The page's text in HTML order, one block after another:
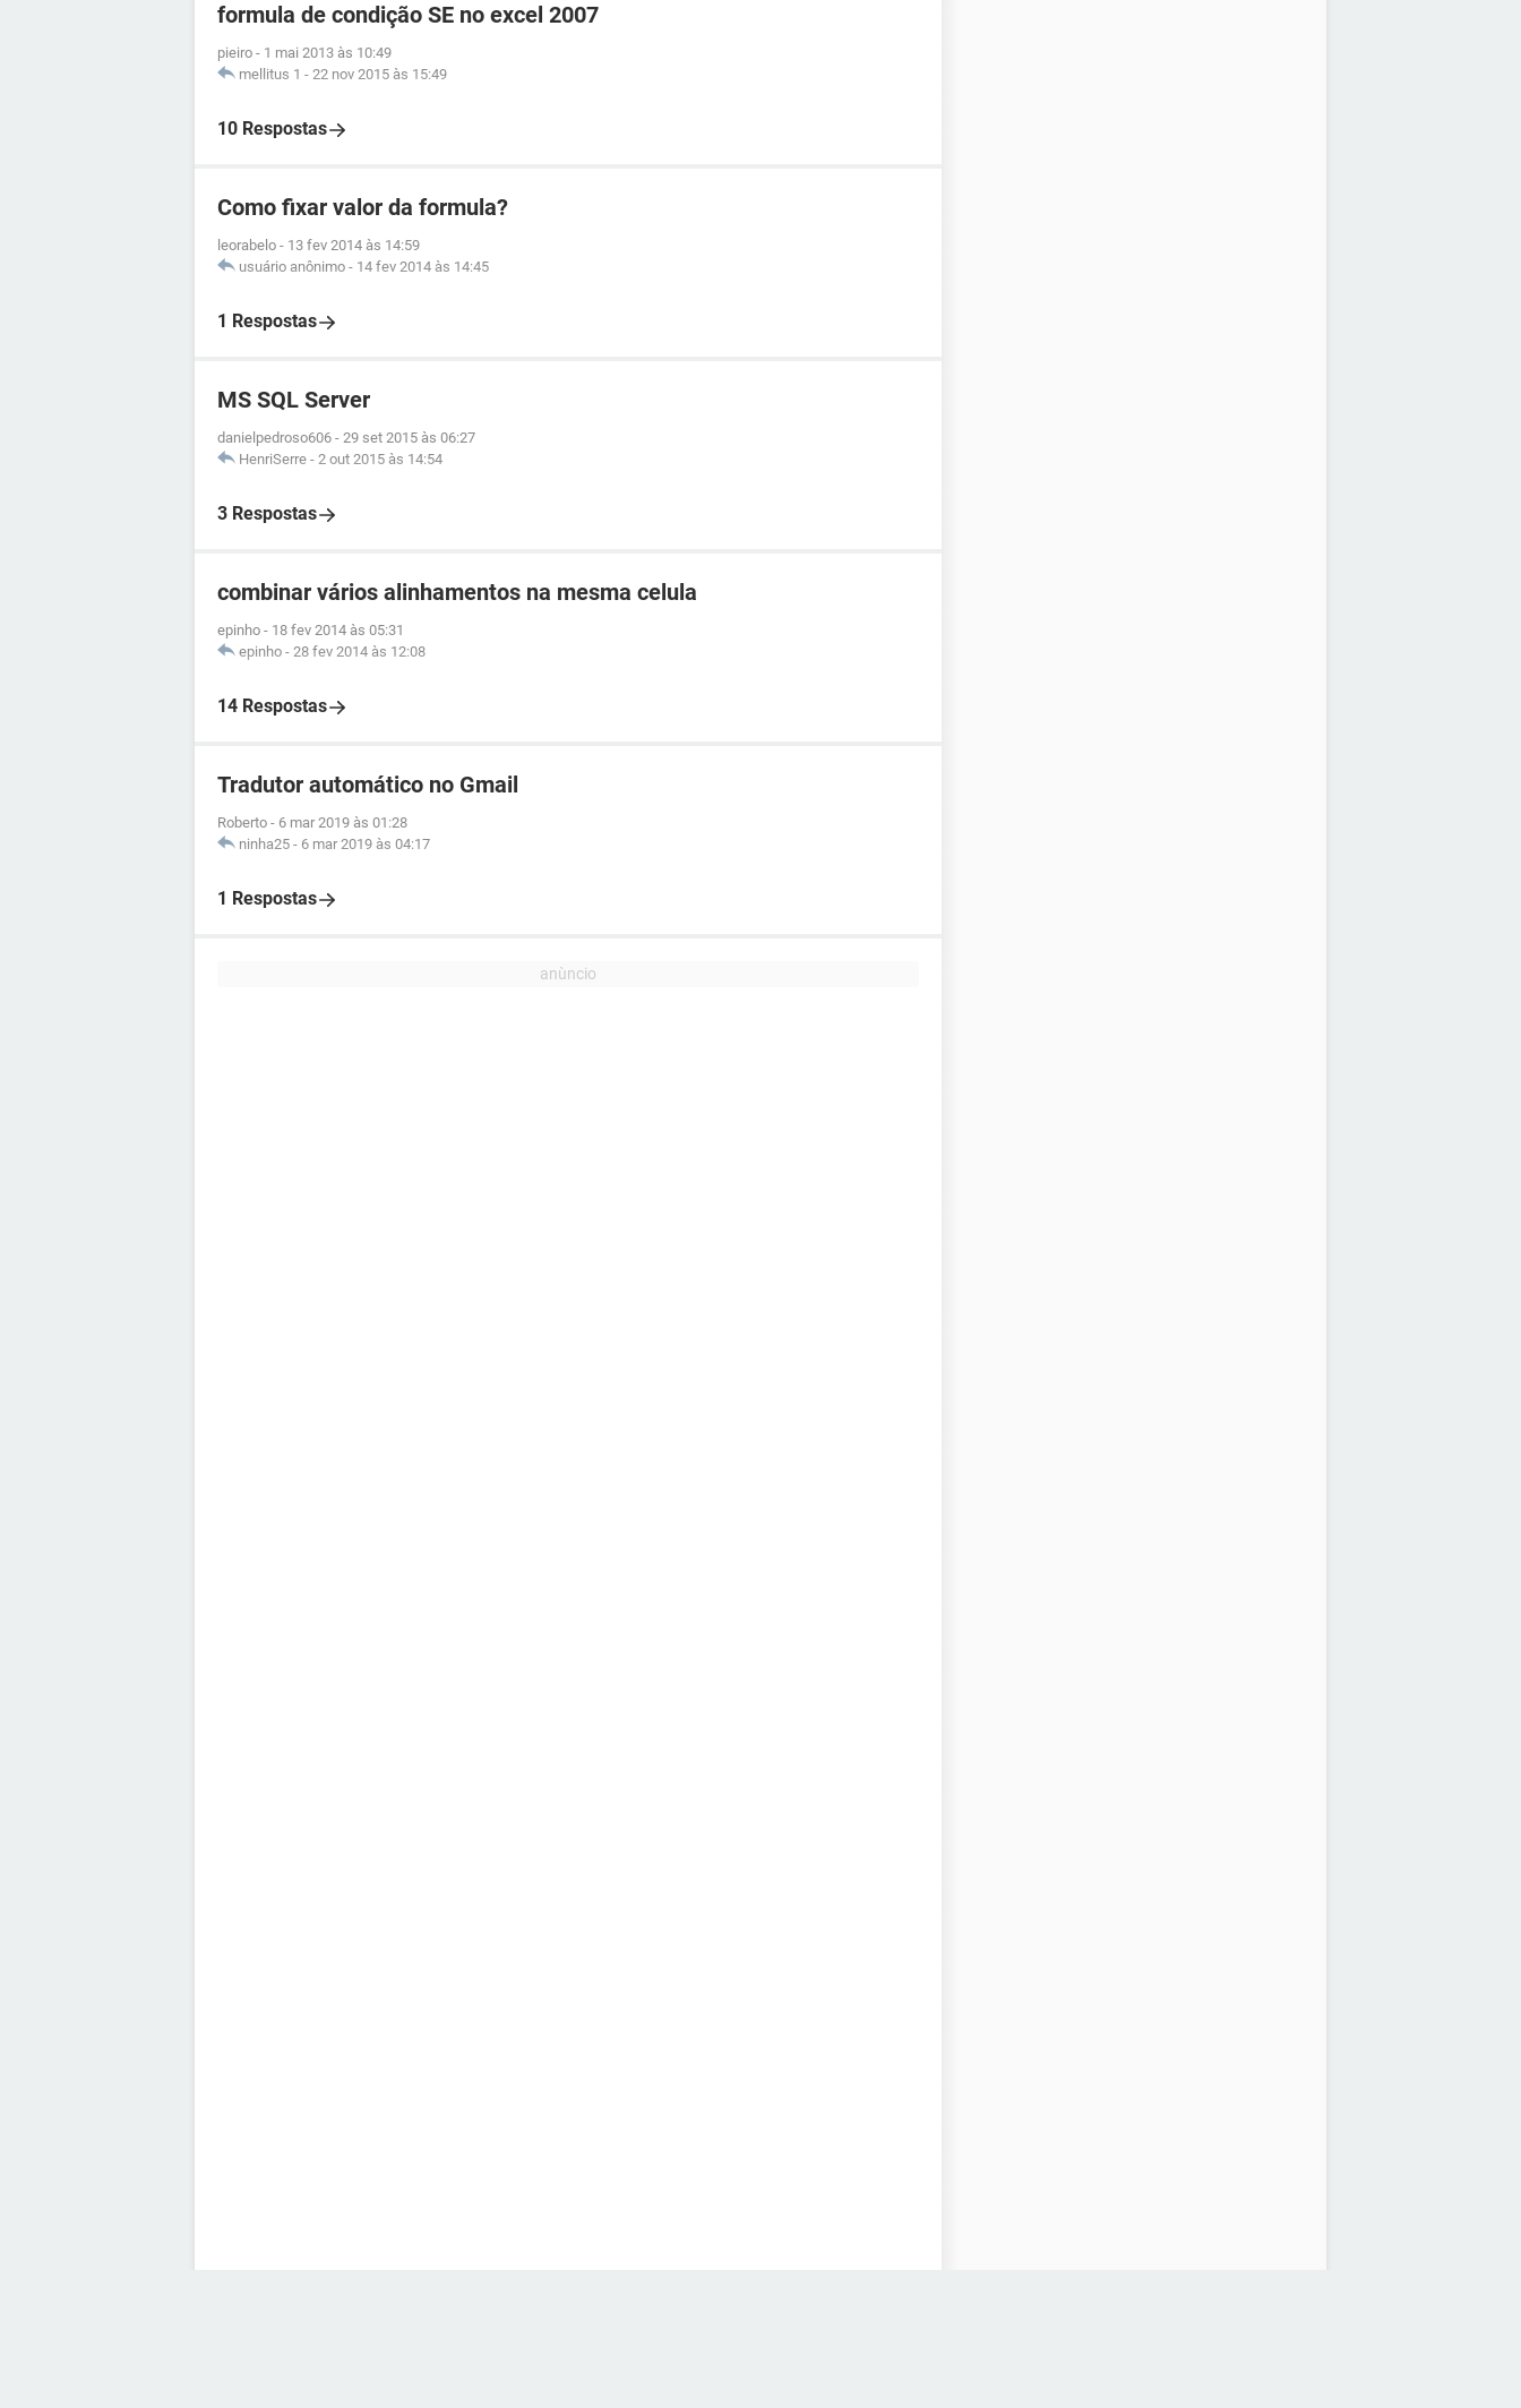
formula de condição SE no excel 2007
pieiro - 1 mai 2013 às 10:49
mellitus 1 - 22 nov 2015 às 15:49
10 Respostas
Como fixar valor da formula?
leorabelo - 13 fev 2014 às 14:59
usuário anônimo - 14 fev 2014 às 14:45
1 Respostas
MS SQL Server
danielpedroso606 - 29 set 2015 às 06:27
HenriSerre - 2 out 2015 às 14:54
3 Respostas
combinar vários alinhamentos na mesma celula
epinho - 18 fev 2014 às 05:31
epinho - 28 fev 2014 às 12:08
14 Respostas
Tradutor automático no Gmail
Roberto - 6 mar 2019 às 01:28
ninha25 - 6 mar 2019 às 04:17
1 Respostas